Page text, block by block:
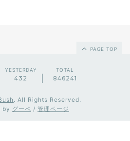
PAGE TOP
YESTERDAY
432
TOTAL
846241
. All Rights Reserved.
by グーペ / 管理ページ